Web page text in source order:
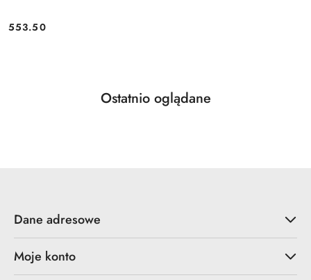
Cena:
553.50
Pomiń karuzelę produktów
Produkty
Ostatnio oglądane
Dane adresowe
Moje konto